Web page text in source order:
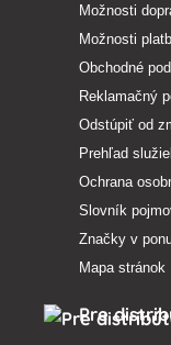
Možnosti
Možnosti
Obchodné
Reklamačný
Odstúpiť od
Prehľad
Ochrana
Slovník
Značky v
Mapa stránok
Pre